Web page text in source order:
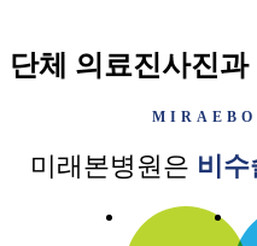
단체 의료진사진과
미래본병원은 비